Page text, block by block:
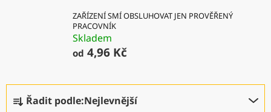
ZAŘÍZENÍ SMÍ OBSLUHOVAT JEN PROVĚŘENÝ
PRACOVNÍK
Skladem
od 4,96 Kč
Ř
Řadit podle:Nejlevnější